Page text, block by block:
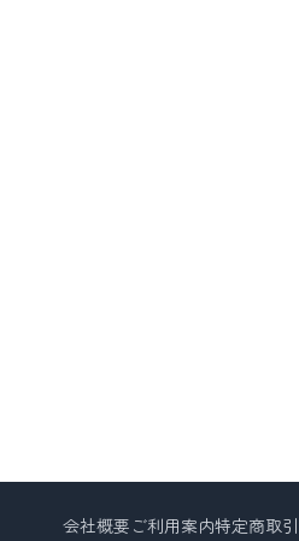
会社概要 ご利用案内特定商取